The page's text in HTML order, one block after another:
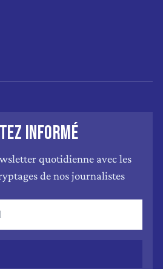
INFORMÉ
quotidienne avec les
de nos journalistes